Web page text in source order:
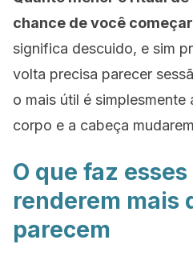
chance de você
significa descuido, e sim
volta precisa parecer
o mais útil é
corpo e a cabeça
O que faz
renderem mais
parecem